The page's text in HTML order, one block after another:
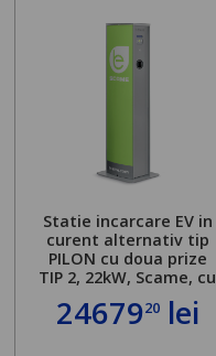
Statie incarcare EV in
curent alternativ tip
PILON cu doua prize
TIP 2, 22kW, Scame, cu
server local
2467920lei